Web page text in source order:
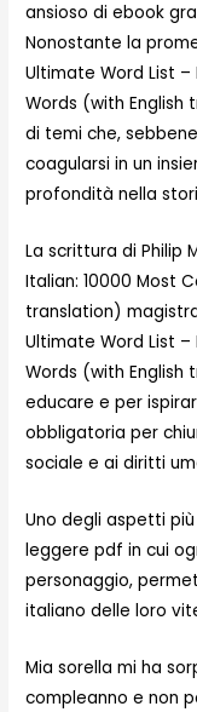
ansioso di ebook
Nonostante la
Ultimate Word List –
Words (with English
di temi che,
coagularsi in un
profondità nella
La scrittura di Philip
Italian: 10000 Most
translation)
Ultimate Word List –
Words (with English
educare e per
obbligatoria per
sociale e ai diritti
Uno degli aspetti
leggere pdf in cui
personaggio,
italiano delle loro
Mia sorella mi ha
compleanno e non